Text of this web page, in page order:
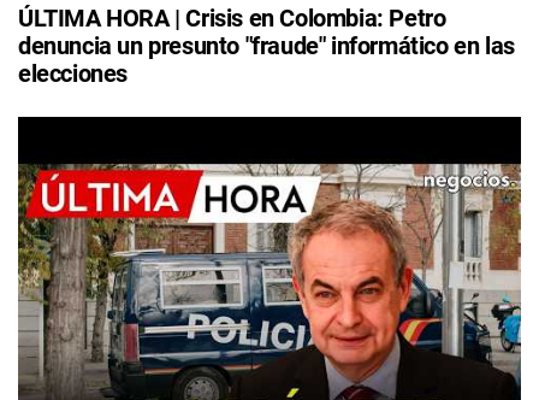
ÚLTIMA HORA | Crisis en Colombia: Petro
denuncia un presunto "fraude" informático en las
elecciones